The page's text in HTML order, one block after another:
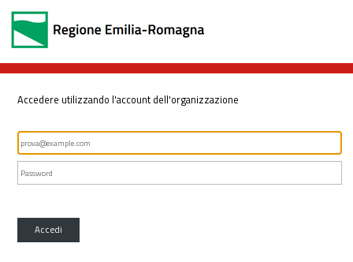
Accedere utilizzando l'account dell'organizzazione
Accedi